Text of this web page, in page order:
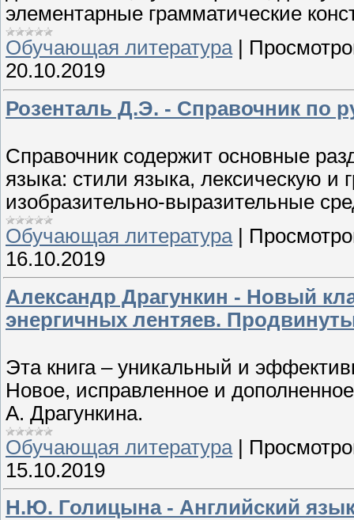
элементарные грамматические
Обучающая литература|
20.10.2019
Розенталь Д.Э. - Справочник по
Справочник содержит основные
языка: стили языка, лексическую и
изобразительно-выразительные
Обучающая литература|
16.10.2019
Александр Драгункин - Новый
энергичных лентяев.
Эта книга – уникальный и
Новое, исправленное и
А. Драгункина.
Обучающая литература |
15.10.2019
Н.Ю. Голицына - Английский